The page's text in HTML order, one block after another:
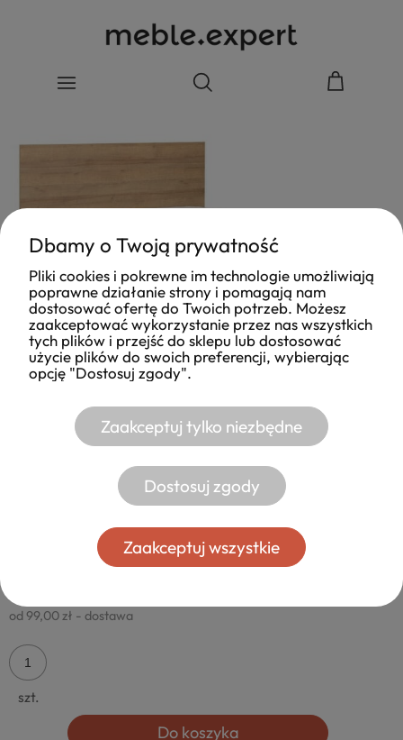
ŁÓŻKO SYPIALNIANE DREWNIANE -
MOLA 2-OSOBOWE
909,00 zł
od 99,00 zł - dostawa
szt.
Do koszyka
Dbamy o Twoją prywatność
Pliki cookies i pokrewne im technologie umożliwiają
poprawne działanie strony i pomagają nam
dostosować ofertę do Twoich potrzeb. Możesz
zaakceptować wykorzystanie przez nas wszystkich
tych plików i przejść do sklepu lub dostosować
użycie plików do swoich preferencji, wybierając
opcję "Dostosuj zgody".
Zaakceptuj tylko niezbędne
Dostosuj zgody
Zaakceptuj wszystkie